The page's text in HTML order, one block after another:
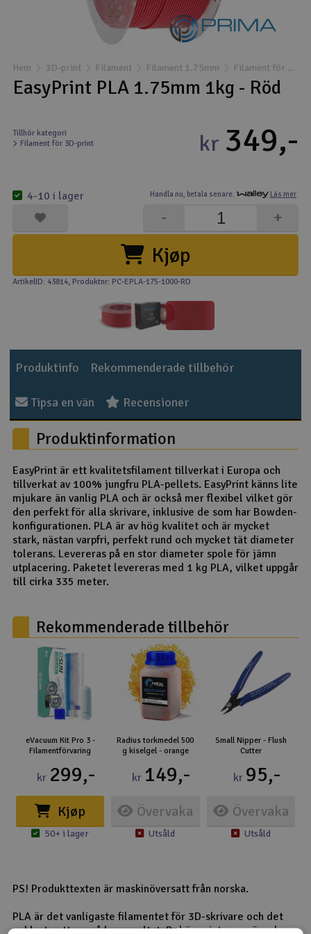
Drönare
Drönare för FPV
Flygplan
Kamerautrustning
Modellbygg- och byggsatser
Modelljärnväg
Motor & tillbehör
Radioutrustning
Raketer
Scooter & elfordon
Smarthem, lek och hobby
Solenergi
Verktyg, utrustning och tillbehör
Presentkort
Hem 3D-print Filament Filament 1.75mm Filament för 3D-print
EasyPrint PLA 1.75mm 1kg - Röd
Tillhör kategori
Filament för 3D-print
Handla nu, betala senare. Läs mer
kr 349,-
Kjøp
+
-
4-10 i lager
ArtikelID: 43814, Produktnr: PC-EPLA-175-1000-RD
Produktinfo Rekommenderade tillbehör
Tipsa en vän Recensioner
Produktinformation
EasyPrint är ett kvalitetsfilament tillverkat i Europa och
tillverkat av 100% jungfru PLA-pellets. EasyPrint känns lite
mjukare än vanlig PLA och är också mer flexibel vilket gör
den perfekt för alla skrivare, inklusive de som har Bowden-
konfigurationen. PLA är av hög kvalitet och är mycket
stark, nästan varpfri, perfekt rund och mycket tät diameter
tolerans. Levereras på en stor diameter spole för jämn
utplacering. Paketet levereras med 1 kg PLA, vilket uppgår
till cirka 335 meter.
Rekommenderade tillbehör
eVacuum Kit Pro 3 -
Filamentförvaring
kr 299,-
Kjøp
50+ i lager
Radius torkmedel 500
g kiselgel - orange
kr 149,-
Övervaka
Utsåld
Small Nipper - Flush
Cutter
kr 95,-
Övervaka
Utsåld
PS! Produkttexten är maskinöversatt från norska.
PLA är det vanligaste filamentet för 3D-skrivare och det
enklaste att uppnå bra resultat. Behöver inte uppvärmd